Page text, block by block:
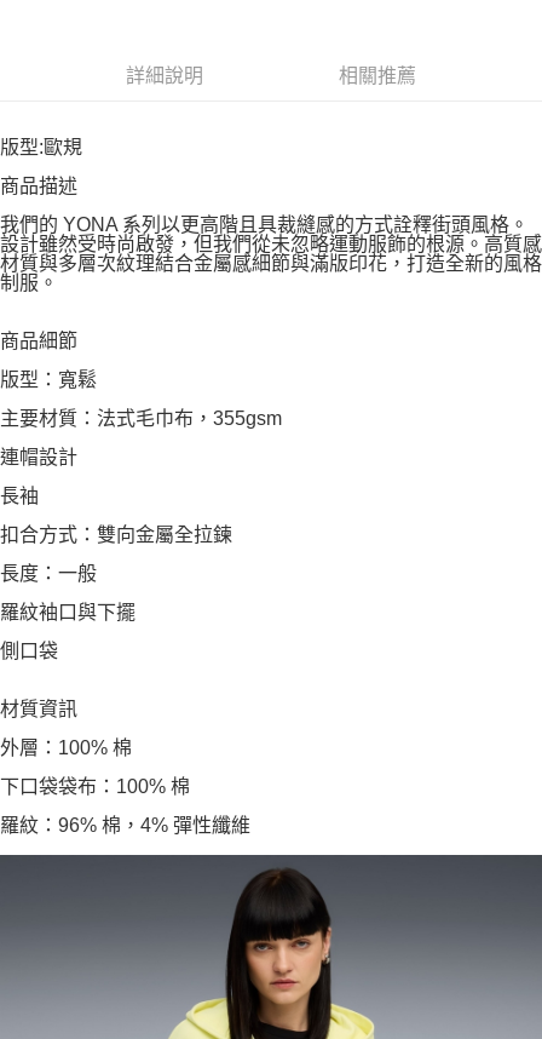
詳細說明 相關推薦
版型:歐規
商品描述
我們的 YONA 系列以更高階且具裁縫感的方式詮釋街頭風格。
設計雖然受時尚啟發，但我們從未忽略運動服飾的根源。高質感
材質與多層次紋理結合金屬感細節與滿版印花，打造全新的風格
制服。
商品細節
版型：寬鬆
主要材質：法式毛巾布，355gsm
連帽設計
長袖
扣合方式：雙向金屬全拉鍊
長度：一般
羅紋袖口與下擺
側口袋
材質資訊
外層：100% 棉
下口袋袋布：100% 棉
羅紋：96% 棉，4% 彈性纖維